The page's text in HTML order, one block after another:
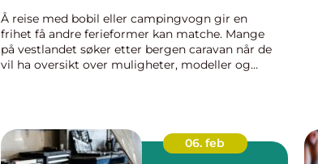
Å reise med bobil eller campingvogn gir en
frihet få andre ferieformer kan matche. Mange
på vestlandet søker etter bergen caravan når de
vil ha oversikt over muligheter, modeller og
06. feb